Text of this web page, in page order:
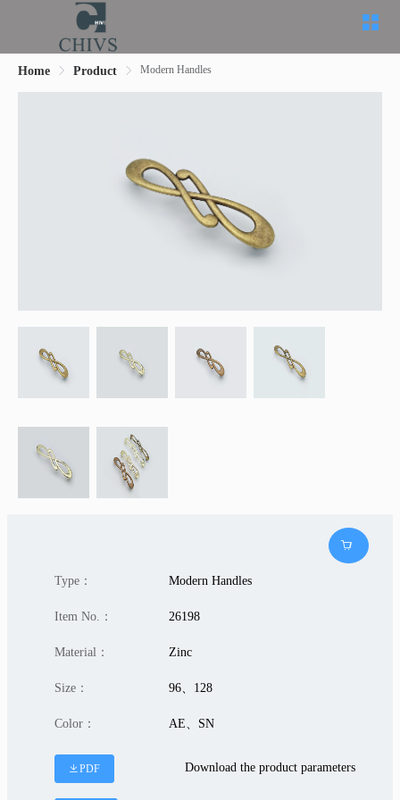
Home Product Modern Handles
Type： Modern Handles
Item No.： 26198
Material： Zinc
Size： 96、128
Color： AE、SN
PDF Download the product parameters